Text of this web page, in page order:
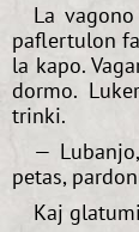
La
paflertulon
la kapo.
dormo.
trinki.
—
petas,
Kaj